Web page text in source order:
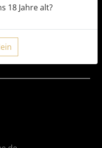
18Jahre alt?